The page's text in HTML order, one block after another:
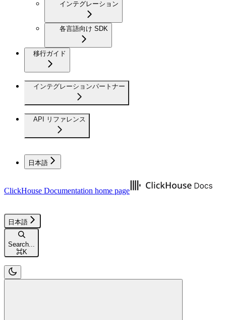
インテグレーション
各言語向け SDK
移行ガイド
インテグレーションパートナー
API リファレンス
日本語
ClickHouse Documentation home page
日本語
Search...
⌘K